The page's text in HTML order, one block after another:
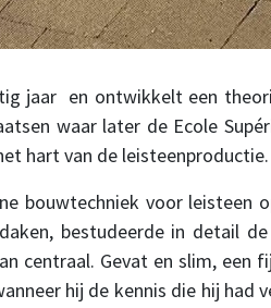
jaar en ontwikkelt een
waar later de Ecole
hart van de leisteenproductie.
bouwtechniek voor
bestudeerde in detail
centraal. Gevat en slim, een
hij de kennis die hij had